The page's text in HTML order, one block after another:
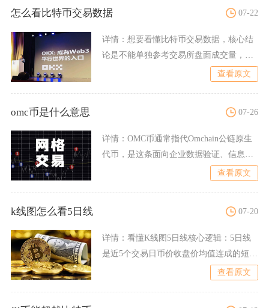
怎么看比特币交易数据 07-22
详情： 想要看懂比特币交易数据，核心结
论是不能单独参考交易所盘面成交量，必
查看原文
omc币是什么意思 07-26
详情： OMC币通常指代Omchain公链原生
代币，是这条面向企业数据验证、信息审
查看原文
k线图怎么看5日线 07-20
详情： 看懂K线图5日线核心逻辑：5日线
是近5个交易日币价收盘价均值连成的短期
查看原文